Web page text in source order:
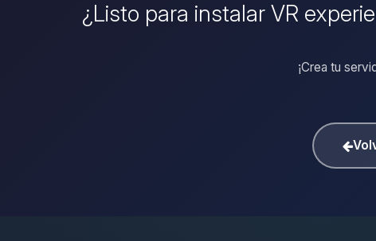
¿Listo para instalar VR
¡Crea tu